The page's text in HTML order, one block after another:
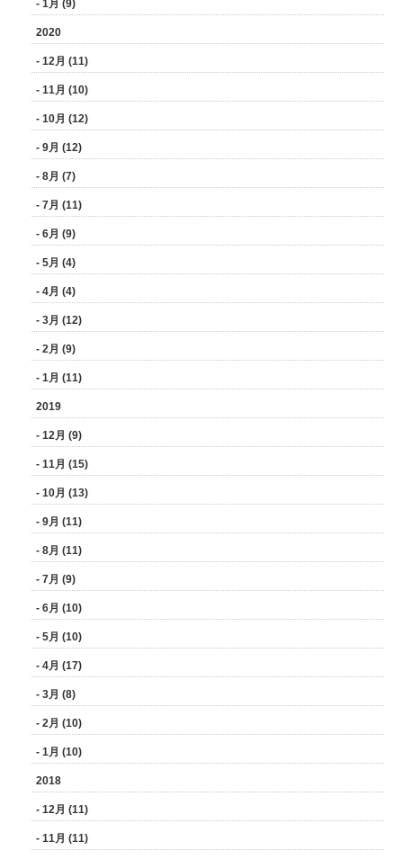
- 1月 (9)
2020
- 12月 (11)
- 11月 (10)
- 10月 (12)
- 9月 (12)
- 8月 (7)
- 7月 (11)
- 6月 (9)
- 5月 (4)
- 4月 (4)
- 3月 (12)
- 2月 (9)
- 1月 (11)
2019
- 12月 (9)
- 11月 (15)
- 10月 (13)
- 9月 (11)
- 8月 (11)
- 7月 (9)
- 6月 (10)
- 5月 (10)
- 4月 (17)
- 3月 (8)
- 2月 (10)
- 1月 (10)
2018
- 12月 (11)
- 11月 (11)